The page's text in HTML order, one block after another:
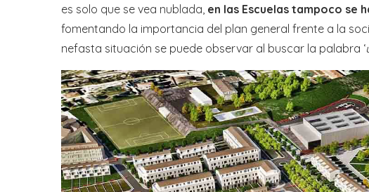
es solo que se vea nublada, en las Escuelas tampoco se
fomentando la importancia del plan general frente a la
nefasta situación se puede observar al buscar la palabra ‘